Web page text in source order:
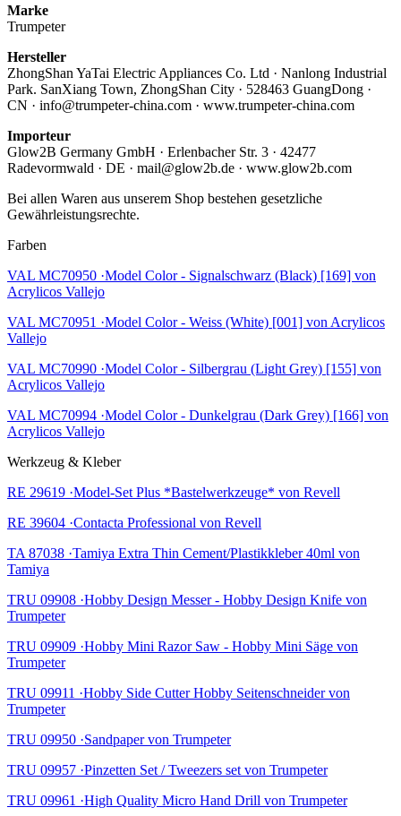
Marke
Trumpeter
Hersteller
ZhongShan YaTai Electric Appliances Co. Ltd · Nanlong Industrial
Park. SanXiang Town, ZhongShan City · 528463 GuangDong ·
CN · info@trumpeter-china.com · www.trumpeter-china.com
Importeur
Glow2B Germany GmbH · Erlenbacher Str. 3 · 42477
Radevormwald · DE · mail@glow2b.de · www.glow2b.com
Bei allen Waren aus unserem Shop bestehen gesetzliche
Gewährleistungsrechte.
Farben
VAL MC70950 ·Model Color - Signalschwarz (Black) [169] von
Acrylicos Vallejo
VAL MC70951 ·Model Color - Weiss (White) [001] von Acrylicos
Vallejo
VAL MC70990 ·Model Color - Silbergrau (Light Grey) [155] von
Acrylicos Vallejo
VAL MC70994 ·Model Color - Dunkelgrau (Dark Grey) [166] von
Acrylicos Vallejo
Werkzeug & Kleber
RE 29619 ·Model-Set Plus *Bastelwerkzeuge* von Revell
RE 39604 ·Contacta Professional von Revell
TA 87038 ·Tamiya Extra Thin Cement/Plastikkleber 40ml von
Tamiya
TRU 09908 ·Hobby Design Messer - Hobby Design Knife von
Trumpeter
TRU 09909 ·Hobby Mini Razor Saw - Hobby Mini Säge von
Trumpeter
TRU 09911 ·Hobby Side Cutter Hobby Seitenschneider von
Trumpeter
TRU 09950 ·Sandpaper von Trumpeter
TRU 09957 ·Pinzetten Set / Tweezers set von Trumpeter
TRU 09961 ·High Quality Micro Hand Drill von Trumpeter